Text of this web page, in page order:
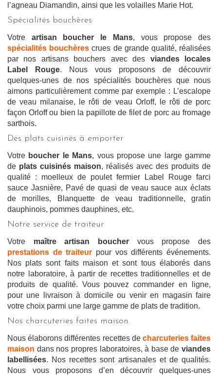
l’agneau Diamandin, ainsi que les volailles Marie Hot.
Spécialités bouchères
Votre artisan boucher le Mans, vous propose des
spécialités bouchères crues de grande qualité, réalisées
par nos artisans bouchers avec des viandes locales
Label Rouge. Nous vous proposons de découvrir
quelques-unes de nos spécialités bouchères que nous
aimons particulièrement comme par exemple : L’escalope
de veau milanaise, le rôti de veau Orloff, le rôti de porc
façon Orloff ou bien la papillote de filet de porc au fromage
sarthois.
Des plats cuisinés à emporter
Votre boucher le Mans, vous propose une large gamme
de plats cuisinés maison, réalisés avec des produits de
qualité : moelleux de poulet fermier Label Rouge farci
sauce Jasnière, Pavé de quasi de veau sauce aux éclats
de morilles, Blanquette de veau traditionnelle, gratin
dauphinois, pommes dauphines, etc.
Notre service de traiteur
Votre maître artisan boucher vous propose des
prestations de traiteur pour vos différents événements.
Nos plats sont faits maison et sont tous élaborés dans
notre laboratoire, à partir de recettes traditionnelles et de
produits de qualité. Vous pouvez commander en ligne,
pour une livraison à domicile ou venir en magasin faire
votre choix parmi une large gamme de plats de tradition.
Nos charcuteries faites maison.
Nous élaborons différentes recettes de charcuteries faites
maison dans nos propres laboratoires, à base de viandes
labellisées. Nos recettes sont artisanales et de qualités.
Nous vous proposons d’en découvrir quelques-unes